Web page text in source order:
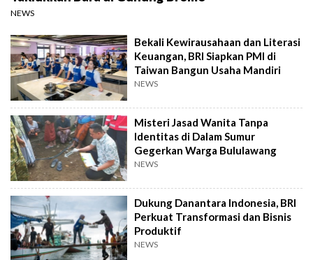
NEWS
Bekali Kewirausahaan dan Literasi
Keuangan, BRI Siapkan PMI di
Taiwan Bangun Usaha Mandiri
NEWS
Misteri Jasad Wanita Tanpa
Identitas di Dalam Sumur
Gegerkan Warga Bululawang
NEWS
Dukung Danantara Indonesia, BRI
Perkuat Transformasi dan Bisnis
Produktif
NEWS